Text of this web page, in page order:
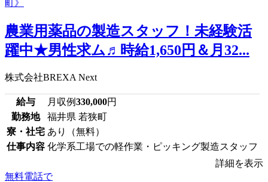
農業用薬品の製造スタッフ！未経験活
躍中★男性求ム♬時給1,650円＆月32...
株式会社BREXA Next
給与 月収例330,000円
勤務地
福井県 若狭町
寮・社宅 あり（無料）
仕事内容 化学系工場での軽作業・ピッキング製造スタッフ
詳細を表示
無料電話で